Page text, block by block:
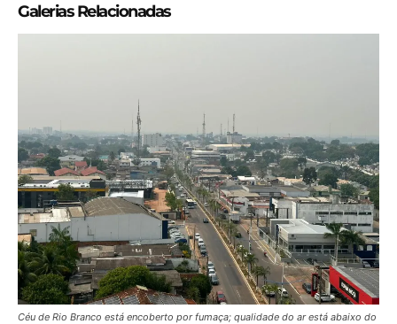
Galerias Relacionadas
Céu de Rio Branco está encoberto por fumaça; qualidade do ar está abaixo do